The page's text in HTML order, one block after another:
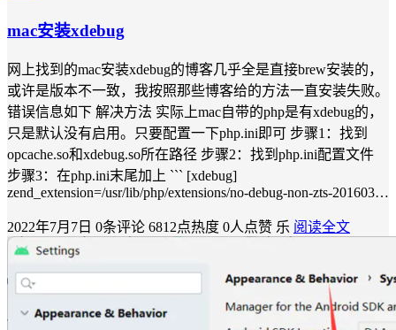
mac安装xdebug
网上找到的mac安装xdebug的博客几乎全是直接brew安装的，
或许是版本不一致，我按照那些博客给的方法一直安装失败。
错误信息如下 解决方法 实际上mac自带的php是有xdebug的，
只是默认没有启用。只要配置一下php.ini即可 步骤1：找到
opcache.so和xdebug.so所在路径 步骤2：找到php.ini配置文件
步骤3：在php.ini末尾加上 ``` [xdebug]
zend_extension=/usr/lib/php/extensions/no-debug-non-zts-201603…
2022年7月7日 0条评论 6812点热度 0人点赞 乐 阅读全文